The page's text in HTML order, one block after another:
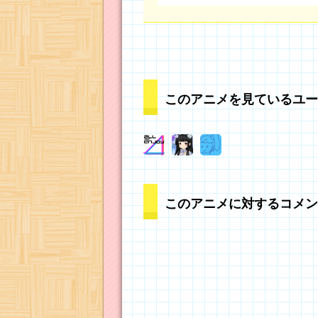
このアニメを見ているユ
このアニメに対するコメ